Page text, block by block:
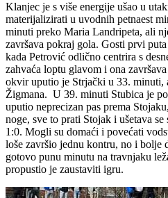
Klanjec je s više energije ušao u
materijalizirati u uvodnih petnaest
minuti preko Maria Landripeta, ali
završava pokraj gola. Gosti prvi
kada Petrović odlično centrira s
zahvaća loptu glavom i ona
okvir uputio je Strjački u 33. minuti,
Žigmana. U 39. minuti Stubica je
uputio neprecizan pas prema
noge, sve to prati Stojak i ušetava
1:0. Mogli su domaći i povećati
loše završio jednu kontru, no i bolje
gotovo punu minutu na travnjaku
propustio je zaustaviti igru.